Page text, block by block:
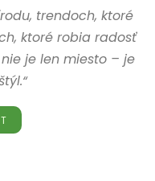
trendoch, ktoré
ktoré robia radosť
je len miesto – je